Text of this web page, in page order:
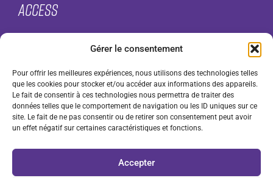
Gérer le consentement
Pour offrir les meilleures expériences, nous utilisons des technologies telles
que les cookies pour stocker et/ou accéder aux informations des appareils.
Le fait de consentir à ces technologies nous permettra de traiter des
données telles que le comportement de navigation ou les ID uniques sur ce
site. Le fait de ne pas consentir ou de retirer son consentement peut avoir
un effet négatif sur certaines caractéristiques et fonctions.
Accepter
Access
Contact
F.A.Q.
Legal notices
Cookie Policy (UK)
General terms and conditions of use (GTCU)